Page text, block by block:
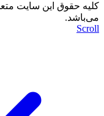
کليه حقوق اين سايت
می‌باشد.
Scroll